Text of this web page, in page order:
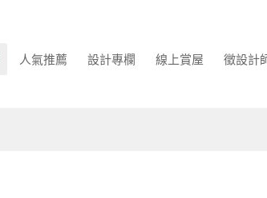
人氣推薦 設計專欄 線上賞屋 徵設計